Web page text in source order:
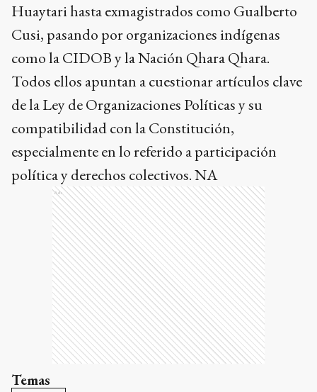
Huaytari hasta exmagistrados como Gualberto
Cusi, pasando por organizaciones indígenas
como la CIDOB y la Nación Qhara Qhara.
Todos ellos apuntan a cuestionar artículos clave
de la Ley de Organizaciones Políticas y su
compatibilidad con la Constitución,
especialmente en lo referido a participación
política y derechos colectivos. NA
Ads
Temas